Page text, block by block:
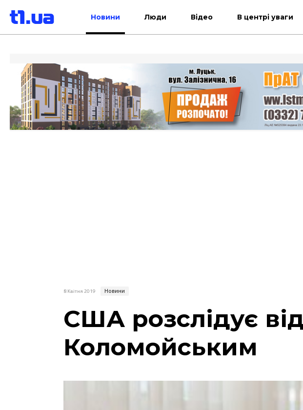
Новини Люди Відео В центрі уваги
8 Квітня 2019 Новини
США розслідує
Коломойським